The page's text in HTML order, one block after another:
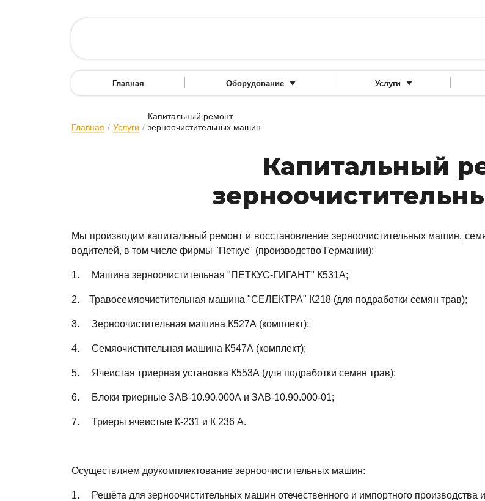
Главная Оборудование Услуги
Главная / Услуги /
Капитальный ремонт
зерноочистительных машин
Капитальный
Мы про­из­во­дим ка­пи­таль­ный ре­монт и вос­ста­нов­ле­ние зер­но­очис­ти­тель­ных ма­шин,
во­ди­те­лей, в том чис­ле фир­мы "Пет­кус" (про­из­водс­тво Гер­ма­нии):
1. Ма­ши­на зер­но­очис­ти­тель­ная "ПЕТ­КУС-ГИ­ГАНТ" К531А;
2. Тра­во­се­мя­очис­ти­тель­ная ма­ши­на "СЕ­ЛЕК­ТРА" К218 (для под­ра­бот­ки се­мян трав);
3. Зер­но­очис­ти­тель­ная ма­ши­на К527А (ком­плект);
4. Се­мя­очис­ти­тель­ная ма­ши­на К547А (ком­плект);
5. Яче­ис­тая три­ер­ная ус­та­нов­ка К553А (для под­ра­бот­ки се­мян трав);
6. Бло­ки три­ер­ные ЗАВ-10.90.000А и ЗАВ-10.90.000-01;
7. Три­еры яче­ис­тые К-231 и К 236 А.
Осу­щест­вля­ем до­уком­плек­то­ва­ние зер­но­очис­ти­тель­ных ма­шин:
1. Ре­шё­та для зер­но­очис­ти­тель­ных ма­шин оте­чес­твен­но­го и им­пор­тно­го про­из­водс­тва